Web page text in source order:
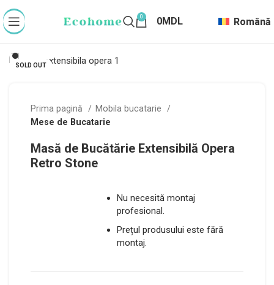
0 0MDL Română
SOLD OUT
Prima pagină
Mobila bucatarie
Mese de Bucatarie
Masă de Bucătărie Extensibilă Opera
Retro Stone
Nu necesită montaj
profesional.
Prețul produsului este fără
montaj.